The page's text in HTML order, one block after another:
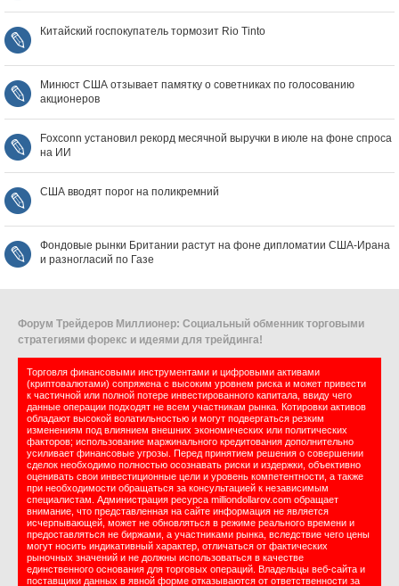
Китайский госпокупатель тормозит Rio Tinto
Минюст США отзывает памятку о советниках по голосованию
акционеров
Foxconn установил рекорд месячной выручки в июле на фоне спроса
на ИИ
США вводят порог на поликремний
Фондовые рынки Британии растут на фоне дипломатии США‑Ирана
и разногласий по Газе
Форум Трейдеров Миллионер: Социальный обменник торговыми
стратегиями форекс и идеями для трейдинга!
Торговля финансовыми инструментами и цифровыми активами
(криптовалютами) сопряжена с высоким уровнем риска и может привести
к частичной или полной потере инвестированного капитала, ввиду чего
данные операции подходят не всем участникам рынка. Котировки активов
обладают высокой волатильностью и могут подвергаться резким
изменениям под влиянием внешних экономических или политических
факторов; использование маржинального кредитования дополнительно
усиливает финансовые угрозы. Перед принятием решения о совершении
сделок необходимо полностью осознавать риски и издержки, объективно
оценивать свои инвестиционные цели и уровень компетентности, а также
при необходимости обращаться за консультацией к независимым
специалистам. Администрация ресурса milliondollarov.com обращает
внимание, что представленная на сайте информация не является
исчерпывающей, может не обновляться в режиме реального времени и
предоставляться не биржами, а участниками рынка, вследствие чего цены
могут носить индикативный характер, отличаться от фактических
рыночных значений и не должны использоваться в качестве
единственного основания для торговых операций. Владельцы веб-сайта и
поставщики данных в явной форме отказываются от ответственности за